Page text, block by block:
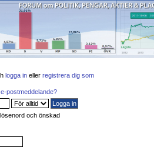
logga ineller registrera dig som
postmeddelande?
och önskad